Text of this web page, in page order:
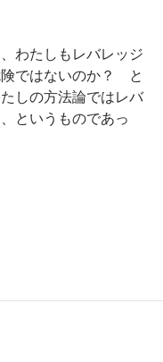
わたしもレバレッジ
ではないのか？ と
しの方法論ではレバ
というものであっ
危険なのか？